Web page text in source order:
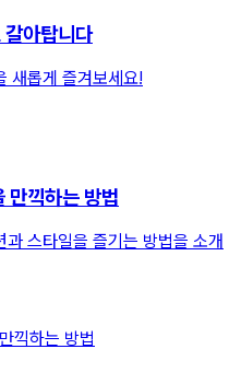
아탑니다
새롭게 즐겨보세요!
만끽하는 방법
스타일을 즐기는 방법을 소개